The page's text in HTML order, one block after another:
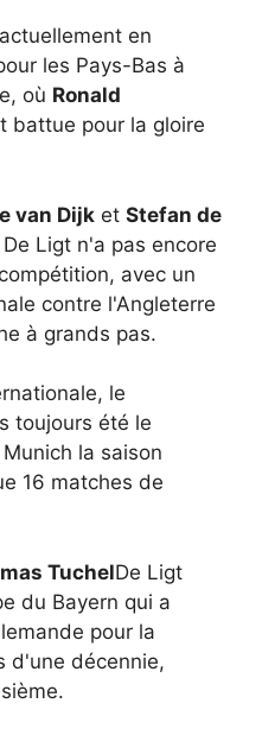
en
les Pays-Bas à
où Ronald
battue pour la gloire
van Dijk et Stefan de
Ligt n'a pas encore
avec un
contre l'Angleterre
à grands pas.
le
toujours été le
la saison
16 matches de
TuchelDe Ligt
du Bayern qui a
pour la
d'une décennie,